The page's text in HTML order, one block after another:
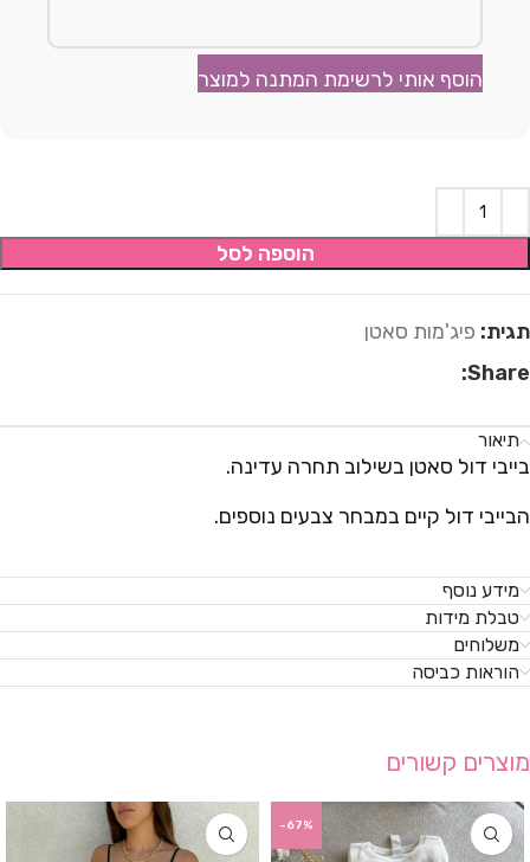
הוסף אותי לרשימת המתנה למוצר
הוספה לסל
תגית: פיג'מות סאטן
Share:
תיאור
בייבי דול סאטן בשילוב תחרה עדינה.
הבייבי דול קיים במבחר צבעים נוספים.
מידע נוסף
טבלת מידות
משלוחים
הוראות כביסה
מוצרים קשורים
-67%